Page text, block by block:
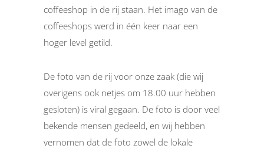
coffeeshop in de rij staan. Het imago van de
coffeeshops werd in één keer naar een
hoger level getild.
De foto van de rij voor onze zaak (die wij
overigens ook netjes om 18.00 uur hebben
gesloten) is viral gegaan. De foto is door veel
bekende mensen gedeeld, en wij hebben
vernomen dat de foto zowel de lokale